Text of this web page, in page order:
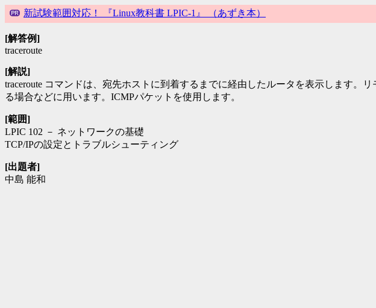
新試験範囲対応！ 『Linux教科書 LPIC-1』 （あずき本）
[解答例]
traceroute
[解説]
traceroute コマンドは、宛先ホストに到着するまでに経由したルータを表示します
る場合などに用います。ICMPパケットを使用します。
[範囲]
LPIC 102 － ネットワークの基礎
TCP/IPの設定とトラブルシューティング
[出題者]
中島 能和